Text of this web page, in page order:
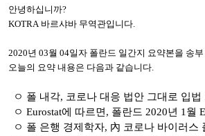
안녕하십니까?
KOTRA 바르샤바 무역관입니다.
2020년 03월 04일자 폴란드 일간지 요약본을 송부
오늘의 요약 내용은 다음과 같습니다.
ㅇ 폴 내각, 코로나 대응 법안 그대로 입법
ㅇ Eurostat에 따르면 , 폴란드 2020년 1 월
ㅇ 폴 은행 경제학자, 內 코로나 바이러스